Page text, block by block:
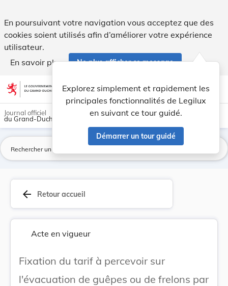
En poursuivant votre navigation vous acceptez que des
cookies soient utilisés afin d’améliorer votre expérience
utilisateur.
En savoir plus
Ne plus afficher ce message
Aller au contenu account_circle help Aide
Explorez simplement et rapidement les
principales fonctionnalités de Legilux
en suivant ce tour guidé.
Démarrer un tour guidé
light_mode dark_mode
Journal officiel
du Grand-Duché de Luxembourg
arrow_back Retour accueil
Acte en vigueur
Fixation du tarif à percevoir sur
l'évacuation de guêpes ou de frelons par